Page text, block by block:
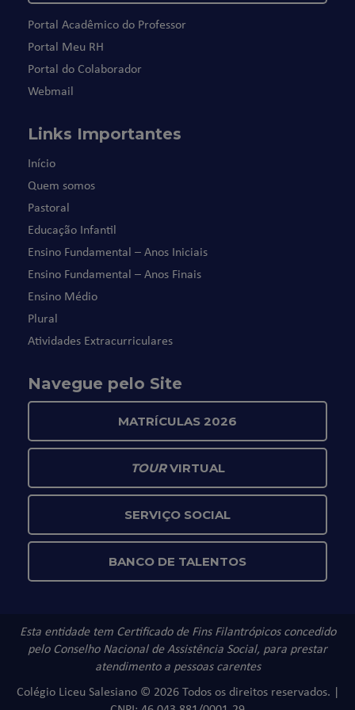
Portal Acadêmico do Professor
Portal Meu RH
Portal do Colaborador
Webmail
Links Importantes
Início
Quem somos
Pastoral
Educação Infantil
Ensino Fundamental – Anos Iniciais
Ensino Fundamental – Anos Finais
Ensino Médio
Plural
Atividades Extracurriculares
Navegue pelo Site
MATRÍCULAS 2026
TOURVIRTUAL
SERVIÇO SOCIAL
BANCO DE TALENTOS
Esta entidade tem Certificado de Fins Filantrópicos concedido
pelo Conselho Nacional de Assistência Social, para prestar
atendimento a pessoas carentes
Colégio Liceu Salesiano © 2026 Todos os direitos reservados. |